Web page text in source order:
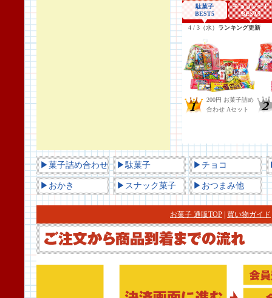
▶菓子詰め合わせ ▶駄菓子 ▶チョコ
▶おかき ▶スナック菓子 ▶おつまみ他
お菓子 通販TOP 買い物ガイド